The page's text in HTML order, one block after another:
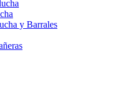
y Barrales